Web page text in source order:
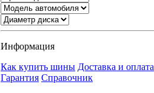
Информация
Как купить шины Доставка и оплата
Гарантия Справочник